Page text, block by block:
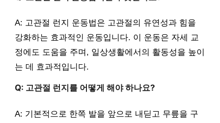
A: 고관절 런지 운동법은 고관절의 유연성과 힘을
강화하는 효과적인 운동입니다. 이 운동은 자세 교
정에도 도움을 주며, 일상생활에서의 활동성을 높이
는 데 효과적입니다.
Q: 고관절 런지를 어떻게 해야 하나요?
A: 기본적으로 한쪽 발을 앞으로 내딛고 무릎을 구